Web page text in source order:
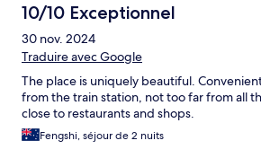
10/10 Exceptionnel
30 nov. 2024
Traduire avec Google
The place is uniquely beautiful.
from the train station, not too far from all
close to restaurants and shops.
Fengshi, séjour de 2 nuits